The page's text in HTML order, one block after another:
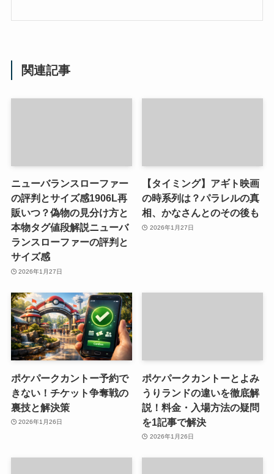
関連記事
ニューバランスローファー
の評判とサイズ感1906L再
販いつ？偽物の見分け方と
本物タグ値段解説ニューバ
ランスローファーの評判と
サイズ感
2026年1月27日
【タイミング】アギト映画
の時系列は？パラレルの真
相、かなさんとのその後も
2026年1月27日
ポケパークカントー予約で
きない！チケット争奪戦の
裏技と解決策
2026年1月26日
ポケパークカントーとよみ
うりランドの違いを徹底解
説！料金・入場方法の疑問
を1記事で解決
2026年1月26日